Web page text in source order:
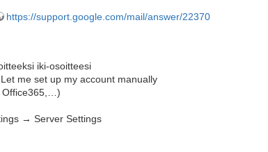
https://support.google.com/mail/answer/22370
iki-osoitteesi
me set up my account manually
Office365,…)
→ Server Settings